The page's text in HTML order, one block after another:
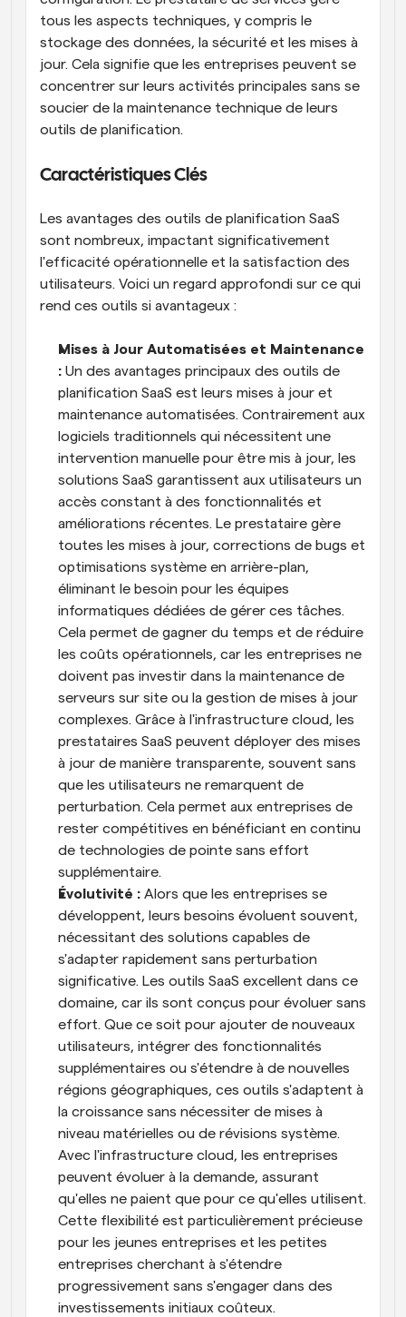
tous les aspects techniques, y compris le
stockage des données, la sécurité et les mises à
jour. Cela signifie que les entreprises peuvent se
concentrer sur leurs activités principales sans se
soucier de la maintenance technique de leurs
outils de planification.
Caractéristiques Clés
Les avantages des outils de planification SaaS
sont nombreux, impactant significativement
l'efficacité opérationnelle et la satisfaction des
utilisateurs. Voici un regard approfondi sur ce qui
rend ces outils si avantageux :
Mises à Jour Automatisées et Maintenance
: Un des avantages principaux des outils de
planification SaaS est leurs mises à jour et
maintenance automatisées. Contrairement aux
logiciels traditionnels qui nécessitent une
intervention manuelle pour être mis à jour, les
solutions SaaS garantissent aux utilisateurs un
accès constant à des fonctionnalités et
améliorations récentes. Le prestataire gère
toutes les mises à jour, corrections de bugs et
optimisations système en arrière-plan,
éliminant le besoin pour les équipes
informatiques dédiées de gérer ces tâches.
Cela permet de gagner du temps et de réduire
les coûts opérationnels, car les entreprises ne
doivent pas investir dans la maintenance de
serveurs sur site ou la gestion de mises à jour
complexes. Grâce à l'infrastructure cloud, les
prestataires SaaS peuvent déployer des mises
à jour de manière transparente, souvent sans
que les utilisateurs ne remarquent de
perturbation. Cela permet aux entreprises de
rester compétitives en bénéficiant en continu
de technologies de pointe sans effort
supplémentaire.
Évolutivité : Alors que les entreprises se
développent, leurs besoins évoluent souvent,
nécessitant des solutions capables de
s'adapter rapidement sans perturbation
significative. Les outils SaaS excellent dans ce
domaine, car ils sont conçus pour évoluer sans
effort. Que ce soit pour ajouter de nouveaux
utilisateurs, intégrer des fonctionnalités
supplémentaires ou s'étendre à de nouvelles
régions géographiques, ces outils s'adaptent à
la croissance sans nécessiter de mises à
niveau matérielles ou de révisions système.
Avec l'infrastructure cloud, les entreprises
peuvent évoluer à la demande, assurant
qu'elles ne paient que pour ce qu'elles utilisent.
Cette flexibilité est particulièrement précieuse
pour les jeunes entreprises et les petites
entreprises cherchant à s'étendre
progressivement sans s'engager dans des
investissements initiaux coûteux.